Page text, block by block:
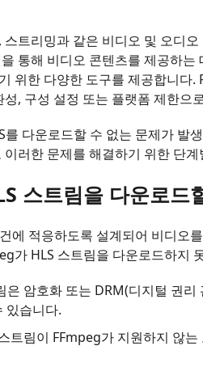
트리밍과 같은 비디오 및 오디
통해 비디오 콘텐츠를 제공하
위한 다양한 도구를 제공합니
, 구성 설정 또는 플랫폼 제한으
다운로드할 수 없는 문제가 발
러한 문제를 해결하기 위한 단
스트림을 다운로드
에 적응하도록 설계되어 비디오
가 HLS 스트림을 다운로드하지
은 암호화 또는 DRM(디지털 권
있습니다.
트림이 FFmpeg가 지원하지 않